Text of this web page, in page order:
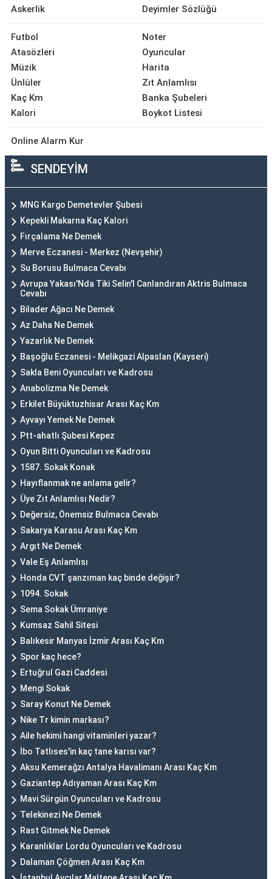
Askerlik
Deyimler Sözlüğü
Futbol
Atasözleri
Müzik
Ünlüler
Kaç Km
Kalori
Noter
Oyuncular
Harita
Zıt Anlamlısı
Banka Şubeleri
Boykot Listesi
Online Alarm Kur
SENDEYİM
MNG Kargo Demetevler Şubesi
Kepekli Makarna Kaç Kalori
Fırçalama Ne Demek
Merve Eczanesi - Merkez (Nevşehir)
Su Borusu Bulmaca Cevabı
Avrupa Yakası'Nda Tiki Selin'I Canlandıran Aktris Bulmaca
Cevabı
Bilader Ağacı Ne Demek
Az Daha Ne Demek
Yazarlık Ne Demek
Başoğlu Eczanesi - Melikgazi Alpaslan (Kayseri)
Sakla Beni Oyuncuları ve Kadrosu
Anabolizma Ne Demek
Erkilet Büyüktuzhisar Arası Kaç Km
Ayvayı Yemek Ne Demek
Ptt-ahatlı Şubesi Kepez
Oyun Bitti Oyuncuları ve Kadrosu
1587. Sokak Konak
Hayıflanmak ne anlama gelir?
Üye Zıt Anlamlısı Nedir?
Değersiz, Önemsiz Bulmaca Cevabı
Sakarya Karasu Arası Kaç Km
Argıt Ne Demek
Vale Eş Anlamlısı
Honda CVT şanzıman kaç binde değişir?
1094. Sokak
Sema Sokak Ümraniye
Kumsaz Sahil Sitesi
Balıkesir Manyas İzmir Arası Kaç Km
Spor kaç hece?
Ertuğrul Gazi Caddesi
Mengi Sokak
Saray Konut Ne Demek
Nike Tr kimin markası?
Aile hekimi hangi vitaminleri yazar?
İbo Tatlıses'in kaç tane karısı var?
Aksu Kemerağzı Antalya Havalimanı Arası Kaç Km
Gaziantep Adıyaman Arası Kaç Km
Mavi Sürgün Oyuncuları ve Kadrosu
Telekinezi Ne Demek
Rast Gitmek Ne Demek
Karanlıklar Lordu Oyuncuları ve Kadrosu
Dalaman Çöğmen Arası Kaç Km